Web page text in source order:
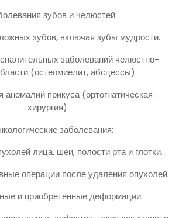
зубов и челюстей:
зубов, включая зубы мудрости.
заболеваний челюстно-
(остеомиелит, абсцессы).
прикуса (ортогнатическая
хирургия).
заболевания:
лица, шеи, полости рта и глотки.
операции после удаления опухолей.
и приобретенные деформации: